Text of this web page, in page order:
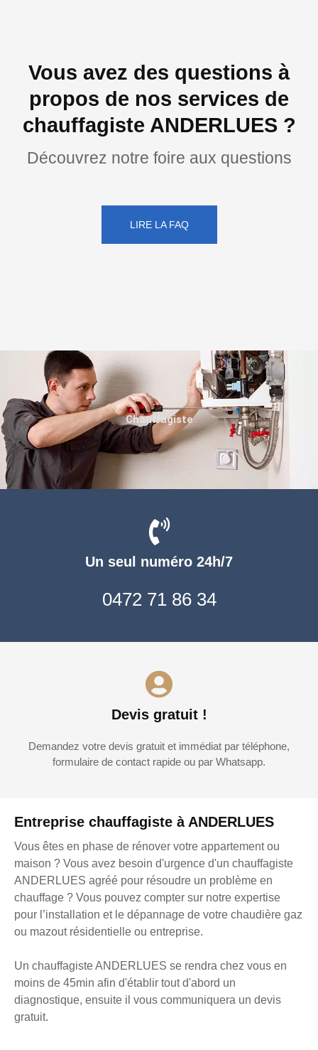
Vous avez des questions à
propos de nos services de
chauffagiste ANDERLUES ?
Découvrez notre foire aux questions
LIRE LA FAQ
Entreprise chauffagiste à ANDERLUES
Vous êtes en phase de rénover votre appartement ou
maison ? Vous avez besoin d'urgence d'un chauffagiste
ANDERLUES agréé pour résoudre un problème en
chauffage ? Vous pouvez compter sur notre expertise
pour l’installation et le dépannage de votre chaudière gaz
ou mazout résidentielle ou entreprise.
Un chauffagiste ANDERLUES se rendra chez vous en
moins de 45min afin d'établir tout d'abord un
diagnostique, ensuite il vous communiquera un devis
gratuit.
Un seul numéro 24h/7
0472 71 86 34
Devis gratuit !
Demandez votre devis gratuit et immédiat par téléphone,
formulaire de contact rapide ou par Whatsapp.
Chauffagiste